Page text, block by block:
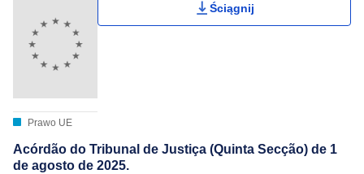
Prawo UE
Ściągnij
Acórdão do Tribunal de Justiça (Quinta Secção) de 1
de agosto de 2025.